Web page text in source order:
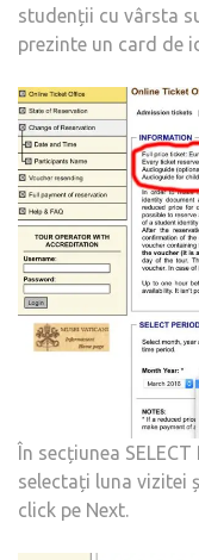
studenții cu vârsta
prezinte un card de
În secțiunea SELECT
selectați luna vizitei
click pe Next.